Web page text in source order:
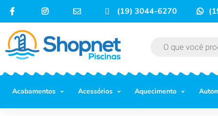
(19) 3044-6270
Acabamentos Acessórios Aquecimento